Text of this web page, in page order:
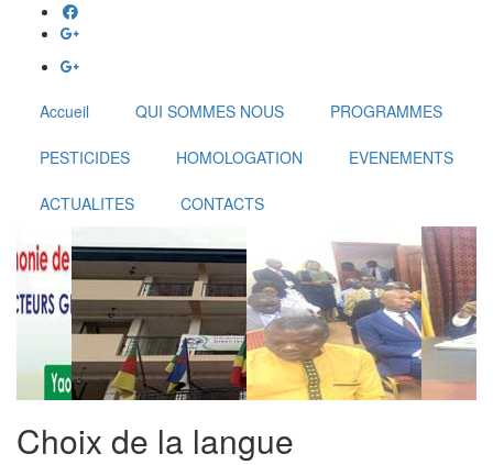
principal
Accueil
QUI SOMMES NOUS PROGRAMMES
PESTICIDES HOMOLOGATION EVENEMENTS
ACTUALITES CONTACTS
Choix de la langue